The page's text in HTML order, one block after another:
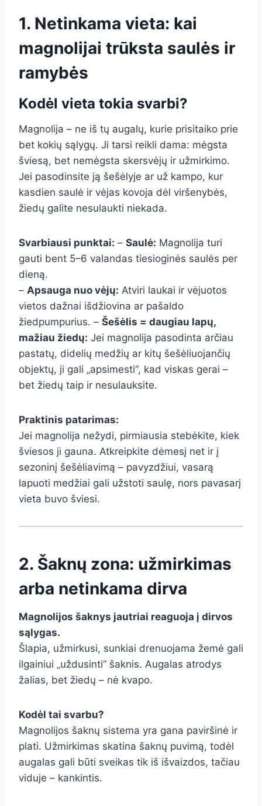
1. Netinkama vieta: kai
magnolijai trūksta saulės ir
ramybės
Kodėl vieta tokia svarbi?
Magnolija – ne iš tų augalų, kurie prisitaiko prie
bet kokių sąlygų. Ji tarsi reikli dama: mėgsta
šviesą, bet nemėgsta skersvėjų ir užmirkimo.
Jei pasodinsite ją šešėlyje ar už kampo, kur
kasdien saulė ir vėjas kovoja dėl viršenybės,
žiedų galite nesulaukti niekada.
Svarbiausi punktai: – Saulė: Magnolija turi
gauti bent 5–6 valandas tiesioginės saulės per
dieną.
– Apsauga nuo vėjų: Atviri laukai ir vėjuotos
vietos dažnai išdžiovina ar pašaldo
žiedpumpurius. – Šešėlis = daugiau lapų,
mažiau žiedų: Jei magnolija pasodinta arčiau
pastatų, didelių medžių ar kitų šešėliuojančių
objektų, ji gali „apsimesti“, kad viskas gerai –
bet žiedų taip ir nesulauksite.
Praktinis patarimas:
Jei magnolija nežydi, pirmiausia stebėkite, kiek
šviesos ji gauna. Atkreipkite dėmesį net ir į
sezoninį šešėliavimą – pavyzdžiui, vasarą
lapuoti medžiai gali užstoti saulę, nors pavasarį
vieta buvo šviesi.
2. Šaknų zona: užmirkimas
arba netinkama dirva
Magnolijos šaknys jautriai reaguoja į dirvos
sąlygas.
Šlapia, užmirkusi, sunkiai drenuojama žemė gali
ilgainiui „uždusinti“ šaknis. Augalas atrodys
žalias, bet žiedų – nė kvapo.
Kodėl tai svarbu?
Magnolijos šaknų sistema yra gana paviršinė ir
plati. Užmirkimas skatina šaknų puvimą, todėl
augalas gali būti sveikas tik iš išvaizdos, tačiau
viduje – kankintis.